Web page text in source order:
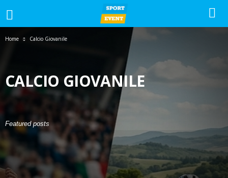
Home Calcio Giovanile
CALCIO GIOVANILE
CALCIO FEMMINILE CALCIO GIOVANILE
LA VOCE DEL MERCOLEDI
NEWS
SERIE C
SERIE D SPAZIO TIFOSI
Featured posts